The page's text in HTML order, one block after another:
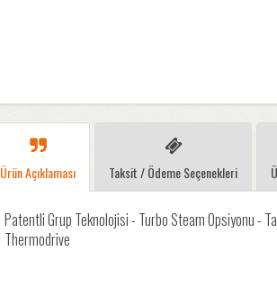
Ürün Açıklaması Taksit / Ödeme Seçenekleri
Patentli Grup Teknolojisi - Turbo Steam Opsiyonu -
Thermodrive